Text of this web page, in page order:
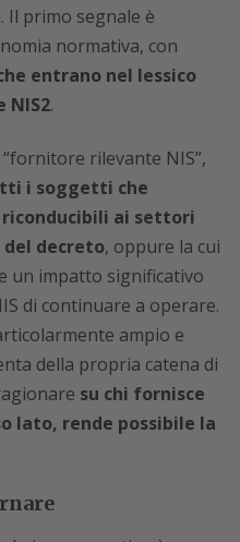
primo segnale è
normativa, con
entrano nel lessico
NIS2.
rilevante NIS”,
i soggetti che
ai settori
del decreto, oppure la cui
un impatto significativo
di continuare a operare.
ampio e
della propria catena di
su chi fornisce
lato, rende possibile la